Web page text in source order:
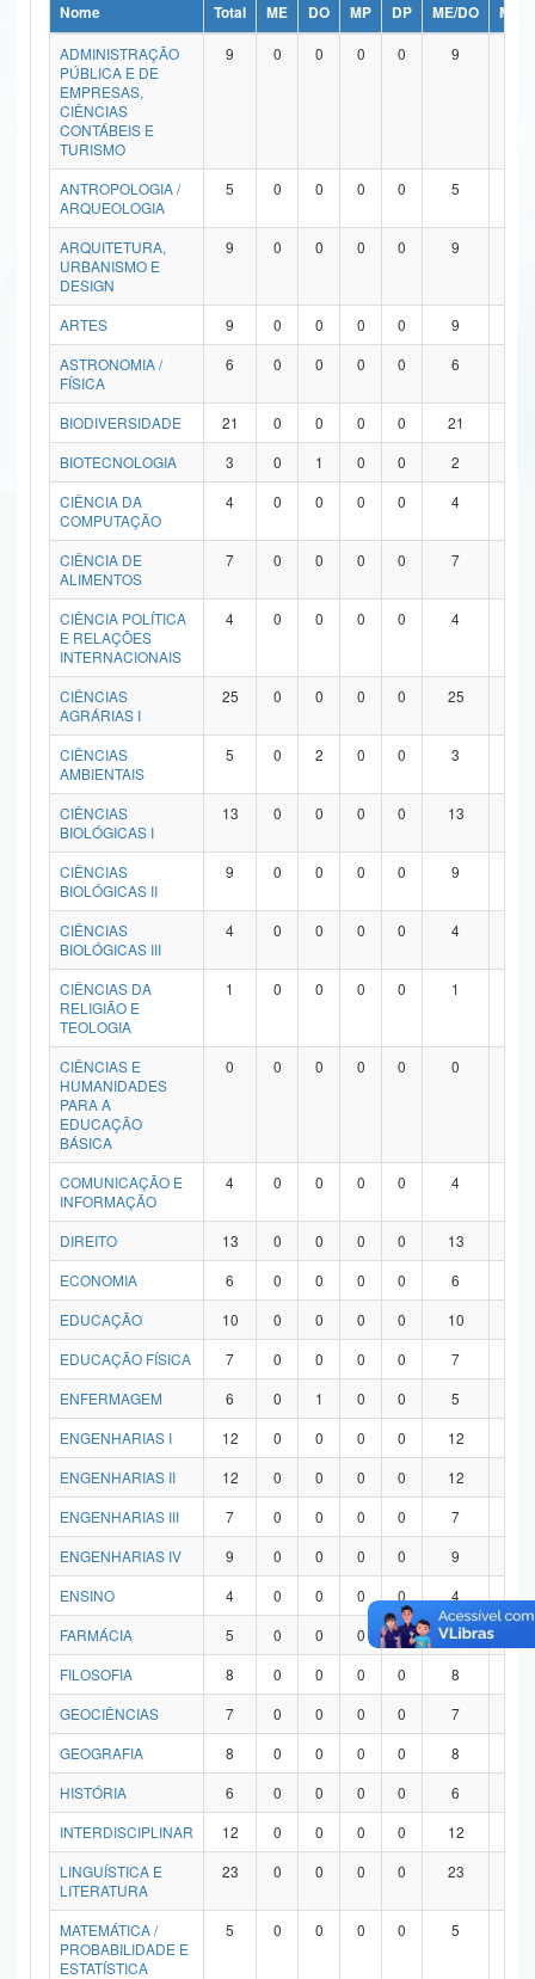
Ministério da Ciência, Tecnologia, Inovações e Comunicações
Ministério do Meio Ambiente
Ministério do Turismo
Ministério do Desenvolvimento Regional
Controladoria-Geral da União
Ministério da Mulher, da Família e dos Direitos Humanos
Secretaria de Governo
Advocacia-Geral da União
Banco Central do Brasil
Nome Total ME DO MP DP ME/DO
MP/
ADMINISTRAÇÃO
PÚBLICA E DE
EMPRESAS,
CIÊNCIAS
CONTÁBEIS E
TURISMO
9 0 0 0 0 9
ANTROPOLOGIA /
ARQUEOLOGIA
5 0 0 0 0 5
ARQUITETURA,
URBANISMO E
DESIGN
9 0 0 0 0 9
ARTES 9 0 0 0 0 9
ASTRONOMIA /
FÍSICA
6 0 0 0 0 6
BIODIVERSIDADE 21 0 0 0 0 21
BIOTECNOLOGIA
3 0 1 0 0 2
CIÊNCIA DA
COMPUTAÇÃO
4 0 0 0 0 4
CIÊNCIA DE
ALIMENTOS
7 0 0 0 0 7
CIÊNCIA POLÍTICA
E RELAÇÕES
INTERNACIONAIS
4 0 0 0 0 4
CIÊNCIAS
AGRÁRIAS I
25 0 0 0 0 25
CIÊNCIAS
AMBIENTAIS
5 0 2 0 0 3
CIÊNCIAS
BIOLÓGICAS I
13 0 0 0 0 13
CIÊNCIAS
BIOLÓGICAS II
9 0 0 0 0 9
CIÊNCIAS
BIOLÓGICAS III
4 0 0 0 0 4
CIÊNCIAS DA
RELIGIÃO E
TEOLOGIA
1 0 0 0 0 1
CIÊNCIAS E
HUMANIDADES
PARA A
EDUCAÇÃO
BÁSICA
0 0 0 0 0 0
COMUNICAÇÃO E
INFORMAÇÃO
4 0 0 0 0 4
DIREITO 13 0 0 0 0 13
ECONOMIA
6 0 0 0 0 6
EDUCAÇÃO
10 0 0 0 0 10
EDUCAÇÃO FÍSICA
7 0 0 0 0 7
ENFERMAGEM
6 0 1 0 0 5
ENGENHARIAS I
12 0 0 0 0 12
ENGENHARIAS II
12 0 0 0 0 12
ENGENHARIAS III
7 0 0 0 0 7
ENGENHARIAS IV
9 0 0 0 0 9
ENSINO
4 0 0 0 0 4
FARMÁCIA
5 0 0 0 0 5
FILOSOFIA
8 0 0 0 0 8
GEOCIÊNCIAS
7 0 0 0 0 7
GEOGRAFIA
8 0 0 0 0 8
HISTÓRIA
6 0 0 0 0 6
INTERDISCIPLINAR
12 0 0 0 0 12
LINGUÍSTICA E
LITERATURA
23 0 0 0 0 23
MATEMÁTICA /
PROBABILIDADE E
ESTATÍSTICA
5 0 0 0 0 5